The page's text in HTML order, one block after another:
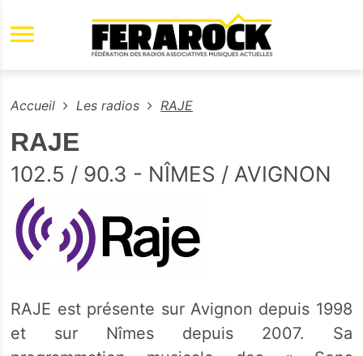
Aller au contenu principal
Accueil Les radios RAJE
RAJE
102.5 / 90.3 - NÎMES / AVIGNON
RAJE est présente sur Avignon depuis 1998
et sur Nîmes depuis 2007. Sa